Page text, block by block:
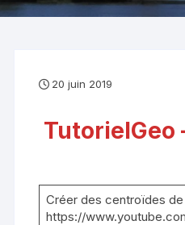
20 juin 2019
TutorielGeo
Créer des centroïdes
https://